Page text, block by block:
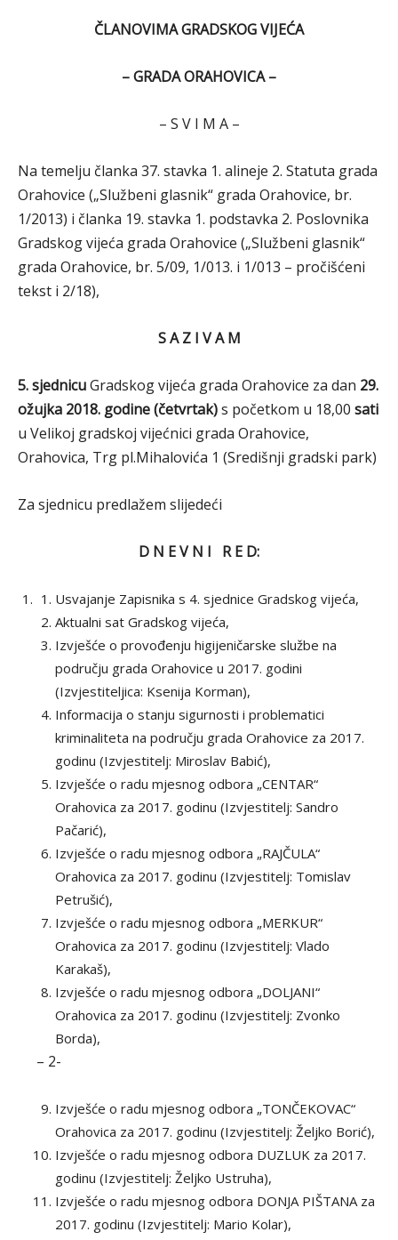
ČLANOVIMA GRADSKOG VIJEĆA
– GRADA ORAHOVICA –
– S V I M A –
Na temelju članka 37. stavka 1. alineje 2. Statuta grada
Orahovice („Službeni glasnik“ grada Orahovice, br.
1/2013) i članka 19. stavka 1. podstavka 2. Poslovnika
Gradskog vijeća grada Orahovice („Službeni glasnik“
grada Orahovice, br. 5/09, 1/013. i 1/013 – pročišćeni
tekst i 2/18),
S A Z I V A M
5. sjednicuGradskog vijeća grada Orahovice za dan 29.
ožujka 2018. godine (četvrtak)s početkom u 18,00 sati
u Velikoj gradskoj vijećnici grada Orahovice,
Orahovica, Trg pl.Mihalovića 1 (Središnji gradski park)
Za sjednicu predlažem slijedeći
D N E V N I R E D:
Usvajanje Zapisnika s 4. sjednice Gradskog vijeća,
Aktualni sat Gradskog vijeća,
Izvješće o provođenju higijeničarske službe na
području grada Orahovice u 2017. godini
(Izvjestiteljica: Ksenija Korman),
Informacija o stanju sigurnosti i problematici
kriminaliteta na području grada Orahovice za 2017.
godinu (Izvjestitelj: Miroslav Babić),
Izvješće o radu mjesnog odbora „CENTAR“
Orahovica za 2017. godinu (Izvjestitelj: Sandro
Pačarić),
Izvješće o radu mjesnog odbora „RAJČULA“
Orahovica za 2017. godinu (Izvjestitelj: Tomislav
Petrušić),
Izvješće o radu mjesnog odbora „MERKUR“
Orahovica za 2017. godinu (Izvjestitelj: Vlado
Karakaš),
Izvješće o radu mjesnog odbora „DOLJANI“
Orahovica za 2017. godinu (Izvjestitelj: Zvonko
Borda),
– 2-
Izvješće o radu mjesnog odbora „TONČEKOVAC“
Orahovica za 2017. godinu (Izvjestitelj: Željko Borić),
Izvješće o radu mjesnog odbora DUZLUK za 2017.
godinu (Izvjestitelj: Željko Ustruha),
Izvješće o radu mjesnog odbora DONJA PIŠTANA za
2017. godinu (Izvjestitelj: Mario Kolar),